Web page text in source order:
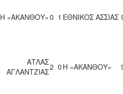
Η «ΑΚΑΝΘΟΥ»0 1 ΕΘΝΙΚΟΣ ΑΣΣΙΑΣ
ΑΤΛΑΣ
ΑΓΛΑΝΤΖΙΑΣ2 0 Η «ΑΚΑΝΘΟΥ»